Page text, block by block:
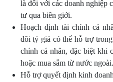
là đối với các doanh nghiệp
tư qua biên giới.
Hoạch định tài chính cá
dõi tỷ giá có thể hỗ trợ
chính cá nhân, đặc biệt khi
hoặc mua sắm từ nước ngoài.
Hỗ trợ quyết định kinh